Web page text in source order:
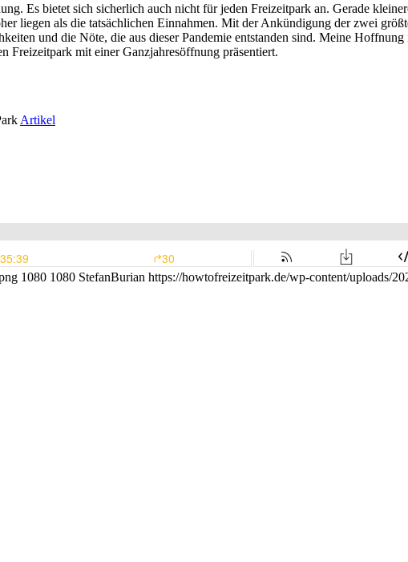
Es bietet sich sicherlich auch nicht für jeden Freizeitpark an. Gerade
liegen als die tatsächlichen Einnahmen. Mit der Ankündigung der zwei
und die Nöte, die aus dieser Pandemie entstanden sind. Meine
Freizeitpark mit einer Ganzjahresöffnung präsentiert.
Artikel
1080 1080 StefanBurian https://howtofreizeitpark.de/wp-content/uploads/